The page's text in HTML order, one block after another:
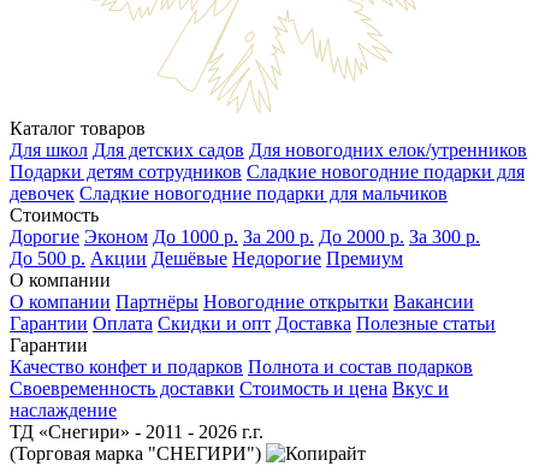
Каталог товаров
Для школ Для детских садов Для новогодних елок/утренников
Подарки детям сотрудников Сладкие новогодние подарки для
девочек Сладкие новогодние подарки для мальчиков
Стоимость
Дорогие Эконом До 1000 р. За 200 р. До 2000 р. За 300 р.
До 500 р. Акции Дешёвые Недорогие Премиум
О компании
О компании Партнёры Новогодние открытки Вакансии
Гарантии Оплата Скидки и опт Доставка Полезные статьи
Гарантии
Качество конфет и подарков Полнота и состав подарков
Своевременность доставки Стоимость и цена Вкус и
наслаждение
ТД «Снегири» - 2011 - 2026 г.г.
(Торговая марка "СНЕГИРИ")